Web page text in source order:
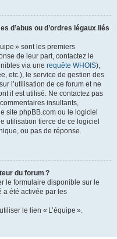
d’abus ou d’ordres légaux liés
» sont les premiers
de leur part, contactez le
via une requête WHOIS),
etc.), le service de gestion des
l’utilisation de ce forum et ne
il est utilisé. Ne contactez pas
insultants,
site phpBB.com ou le logiciel
utilisation tierce de ce logiciel
ou pas de réponse.
du forum ?
le formulaire disponible sur le
a été activée par les
le lien « L’équipe ».